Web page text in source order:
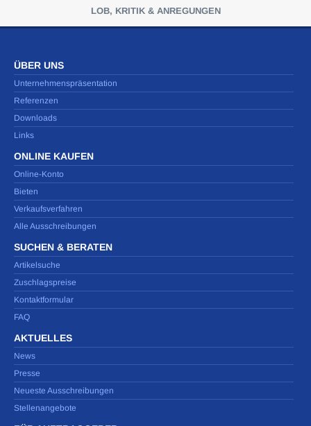
LOB, KRITIK & ANREGUNGEN
ÜBER UNS
Unternehmenspräsentation
Referenzen
Downloads
Links
ONLINE KAUFEN
Online-Konto
Bieten
Verkaufsverfahren
Alle Ausschreibungen
SUCHEN & BERATEN
Artikelsuche
Zuschlagspreise
Kontaktformular
FAQ
AKTUELLES
News
Presse
Neueste Ausschreibungen
Stellenangebote